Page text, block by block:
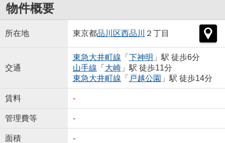
物件概要
所在地 東京都品川区西品川 ２丁目
交通
東急大井町線 「 下神明 」駅 徒歩6分
山手線 「 大崎」駅 徒歩11分
東急大井町線 「 戸越公園 」駅 徒歩14分
賃料 -
管理費等 -
面積 -